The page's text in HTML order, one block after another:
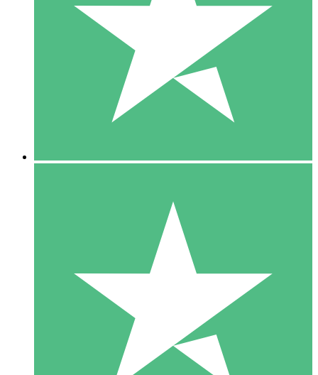
Paga a consumo con crediti di download. Nessun impegno
1 Download
10
US$1500
10 Download
20